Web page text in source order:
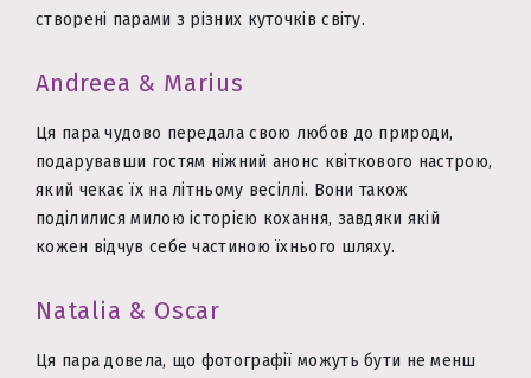
створені парами з різних куточків світу.
Andreea & Marius
Ця пара чудово передала свою любов до природи,
подарувавши гостям ніжний анонс квіткового настрою,
який чекає їх на літньому весіллі. Вони також
поділилися милою історією кохання, завдяки якій
кожен відчув себе частиною їхнього шляху.
Natalia & Oscar
Ця пара довела, що фотографії можуть бути не менш